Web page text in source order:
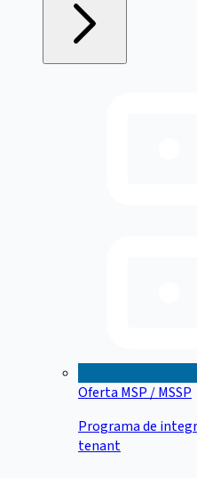
Oferta MSP / MSSP
Programa de
tenant